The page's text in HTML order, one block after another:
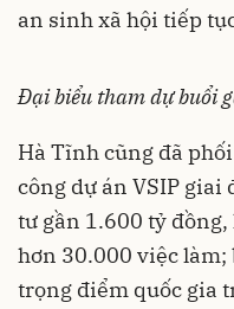
an sinh xã hội tiếp
Đại biểu tham dự buổi
Hà Tĩnh cũng đã
công dự án VSIP giai
tư gần 1.600 tỷ
hơn 30.000 việc làm;
trọng điểm quốc gia